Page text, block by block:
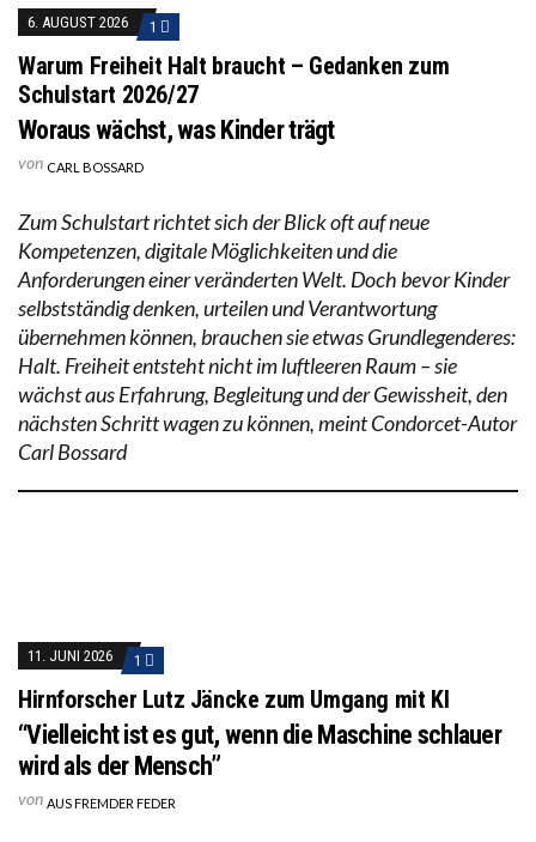
6. AUGUST 2026 1
Warum Freiheit Halt braucht – Gedanken zum
Schulstart 2026/27
Woraus wächst, was Kinder trägt
von CARL BOSSARD
Zum Schulstart richtet sich der Blick oft auf neue
Kompetenzen, digitale Möglichkeiten und die
Anforderungen einer veränderten Welt. Doch bevor Kinder
selbstständig denken, urteilen und Verantwortung
übernehmen können, brauchen sie etwas Grundlegenderes:
Halt. Freiheit entsteht nicht im luftleeren Raum – sie
wächst aus Erfahrung, Begleitung und der Gewissheit, den
nächsten Schritt wagen zu können, meint Condorcet-Autor
Carl Bossard
11. JUNI 2026 1
Hirnforscher Lutz Jäncke zum Umgang mit KI
“Vielleicht ist es gut, wenn die Maschine schlauer
wird als der Mensch”
von AUS FREMDER FEDER